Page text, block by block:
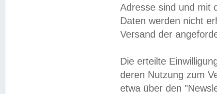
Adresse sind und mit
Daten werden nicht
Versand der
Die erteilte
deren Nutzung zum
etwa über den